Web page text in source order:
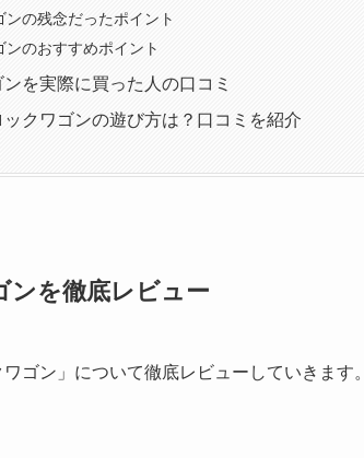
の残念だったポイント
のおすすめポイント
を実際に買った人の口コミ
クワゴンの遊び方は？口コミを紹介
ンを徹底レビュー
ゴン」について徹底レビューしていきます。